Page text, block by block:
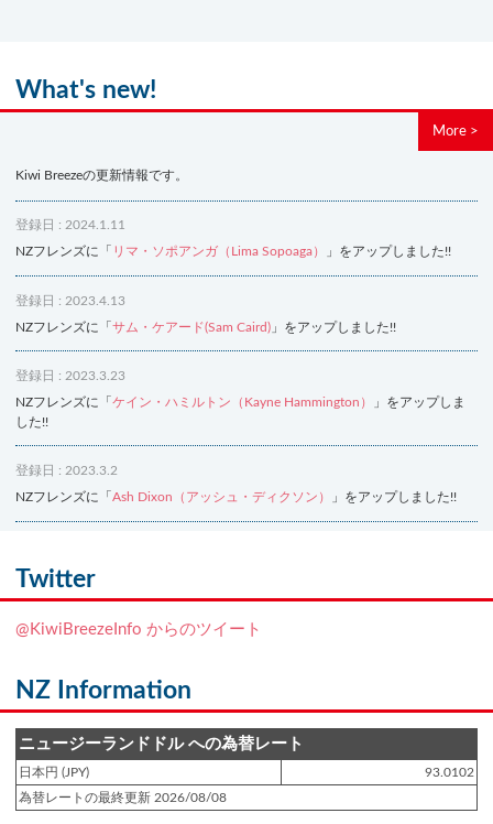
What's new!
More >
Kiwi Breezeの更新情報です。
登録日 : 2024.1.11
NZフレンズに「 リマ・ソポアンガ（Lima Sopoaga） 」をアップしました!!
登録日 : 2023.4.13
NZフレンズに「 サム・ケアード(Sam Caird) 」をアップしました!!
登録日 : 2023.3.23
NZフレンズに「 ケイン・ハミルトン（Kayne Hammington）
」をアップしま
した!!
登録日 : 2023.3.2
NZフレンズに「 Ash Dixon（アッシュ・ディクソン） 」をアップしました!!
NZフレンズに「
登録日 : 2019.4.10
登録日 : 2019.2.28
NZクッキングに「ニュージーランド産キウイの酢の物
登録日 : 2019.2.4
Twitter
@KiwiBreezeInfo からのツイート
NZ Information
ニュージーランドドル への為替レート
日本円 (JPY)
93.0102
為替レートの最終更新 2026/08/08